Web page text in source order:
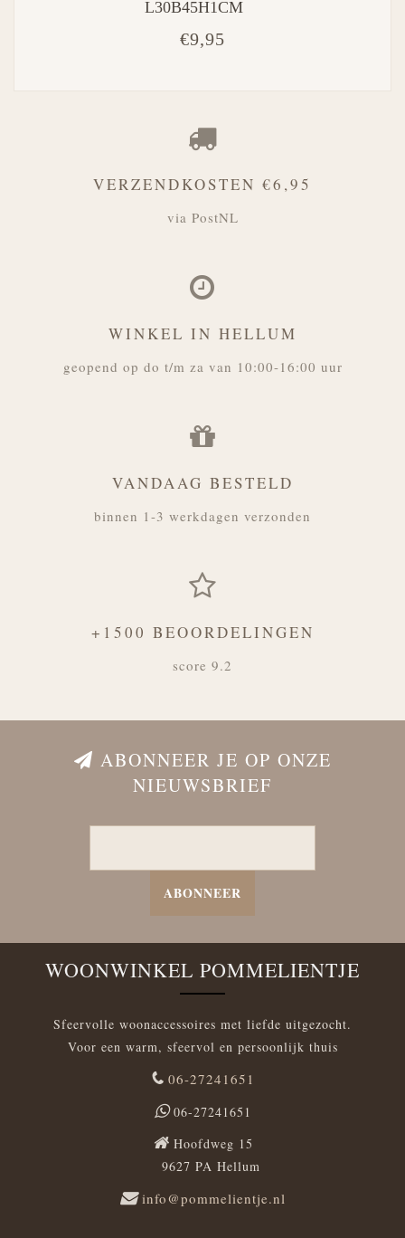
L30B45H1CM
€9,95
VERZENDKOSTEN €6,95
via PostNL
WINKEL IN HELLUM
geopend op do t/m za van 10:00-16:00 uur
VANDAAG BESTELD
binnen 1-3 werkdagen verzonden
+1500 BEOORDELINGEN
score 9.2
ABONNEER JE OP ONZE
NIEUWSBRIEF
ABONNEER
WOONWINKEL POMMELIENTJE
Sfeervolle woonaccessoires met liefde uitgezocht.
Voor een warm, sfeervol en persoonlijk thuis
06-27241651
06-27241651
Hoofdweg 15
9627 PA Hellum
info@pommelientje.nl